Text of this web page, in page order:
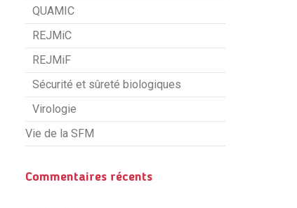
QUAMIC
REJMiC
REJMiF
Sécurité et sûreté biologiques
Virologie
Vie de la SFM
Commentaires récents